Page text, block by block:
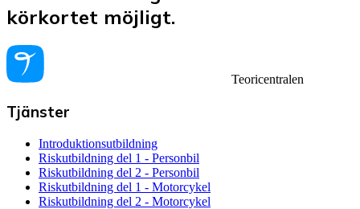
körkortet möjligt.
Teoricentralen
Tjänster
Introduktionsutbildning
Riskutbildning del 1 - Personbil
Riskutbildning del 2 - Personbil
Riskutbildning del 1 - Motorcykel
Riskutbildning del 2 - Motorcykel